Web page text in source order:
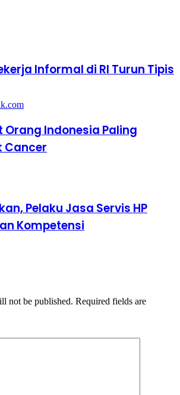
Informal di RI Turun Tipis
Orang Indonesia Paling
Cancer
Pelaku Jasa Servis HP
Kompetensi
not be published. Required fields are